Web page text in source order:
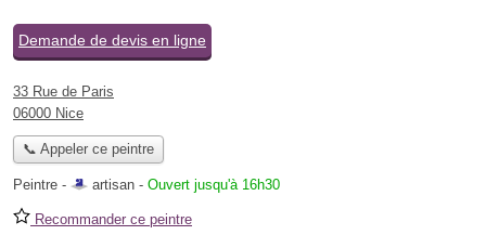
Demande de devis en ligne
33 Rue de Paris
06000 Nice
📞 Appeler ce peintre
Peintre - artisan - Ouvert jusqu'à 16h30
Recommander ce peintre